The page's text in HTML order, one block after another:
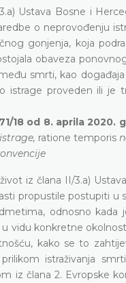
Ustava Bosne i
o neprovođenju
gonjenja, koja
obaveza
smrti, kao
istrage proveden ili je
18 od 8. aprila 2020.
ratione temporis
iz člana II/3.a)
propustile postupiti
odnosno kada
vidu konkretne
kako se to
istraživanja
iz člana 2. Evropske